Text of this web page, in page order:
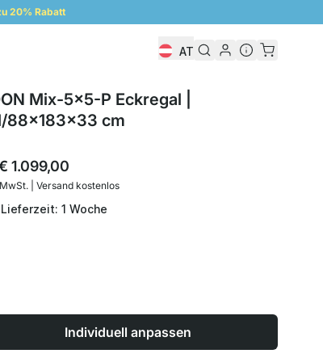
20% Rabatt
AT
Mix-5x5-P Eckregal |
88x183x33 cm
1.099,00
| Versand kostenlos
Lieferzeit: 1 Woche
Individuell anpassen